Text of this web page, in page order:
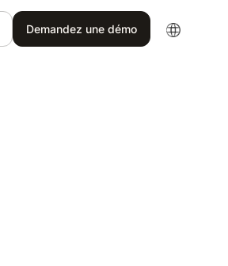
Demandez une démo